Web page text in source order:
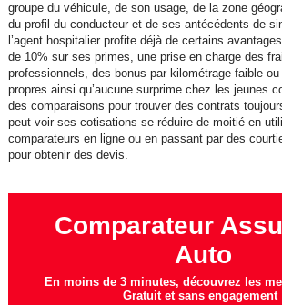
groupe du véhicule, de son usage, de la zone
du profil du conducteur et de ses antécédents de
l’agent hospitalier profite déjà de certains
de 10% sur ses primes, une prise en charge des
professionnels, des bonus par kilométrage faible
propres ainsi qu’aucune surprime chez les jeunes
des comparaisons pour trouver des contrats
peut voir ses cotisations se réduire de moitié en
comparateurs en ligne ou en passant par des
pour obtenir des devis.
Comparateur
Auto
En moins de 3 minutes, découvrez les
Gratuit et sans engagement